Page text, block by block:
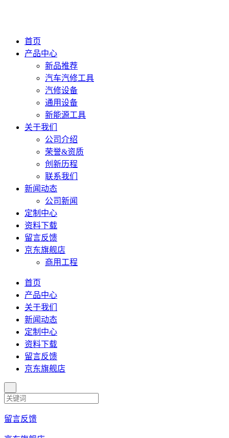
首页
产品中心
新品推荐
汽车汽修工具
汽修设备
通用设备
新能源工具
关于我们
公司介绍
荣誉&资质
创新历程
联系我们
新闻动态
公司新闻
定制中心
资料下载
留言反馈
京东旗舰店
商用工程
首页
产品中心
关于我们
新闻动态
定制中心
资料下载
留言反馈
京东旗舰店
留言反馈